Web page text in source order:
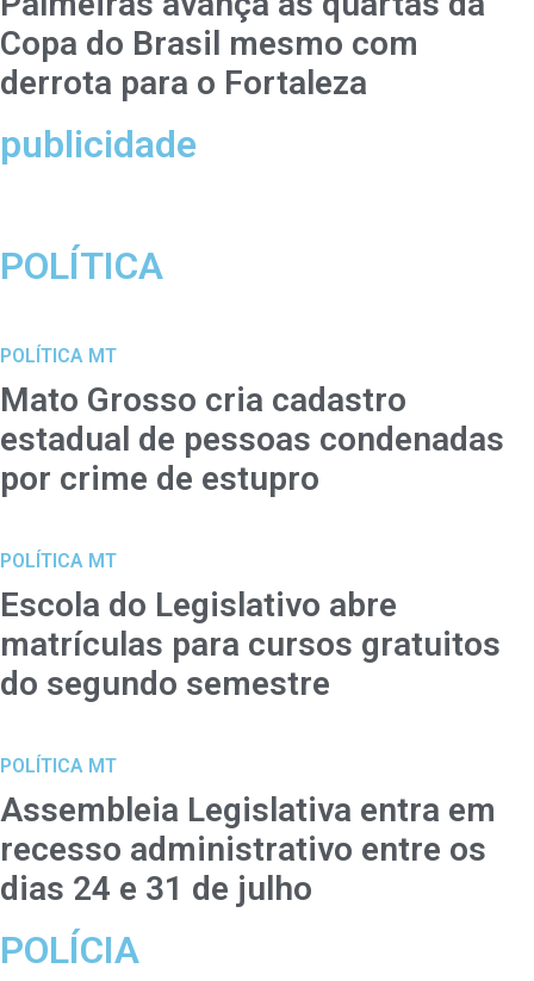
Copa do Brasil mesmo com
derrota para o Fortaleza
publicidade
POLÍTICA
POLÍTICA MT
Mato Grosso cria cadastro
estadual de pessoas condenadas
por crime de estupro
POLÍTICA MT
Escola do Legislativo abre
matrículas para cursos gratuitos
do segundo semestre
POLÍTICA MT
Assembleia Legislativa entra em
recesso administrativo entre os
dias 24 e 31 de julho
POLÍCIA